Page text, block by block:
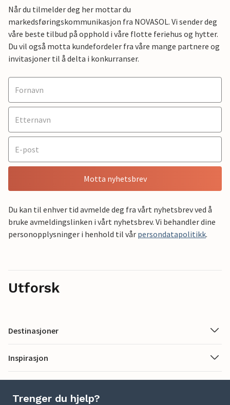
Når du tilmelder deg her mottar du
markedsføringskommunikasjon fra NOVASOL. Vi sender deg
våre beste tilbud på opphold i våre flotte feriehus og hytter.
Du vil også motta kundefordeler fra våre mange partnere og
invitasjoner til å delta i konkurranser.
Motta nyhetsbrev
Du kan til enhver tid avmelde deg fra vårt nyhetsbrev ved å
bruke avmeldingslinken i vårt nyhetsbrev. Vi behandler dine
personopplysninger i henhold til vår persondatapolitikk.
Utforsk
Destinasjoner
Inspirasjon
Trenger du hjelp?